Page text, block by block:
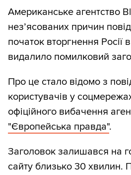
Американське агентство
нез’ясованих причин
початок вторгнення Росії
видалило помилковий
Про це стало відомо з
користувачів у
офіційного вибачення
"Європейська правда".
Заголовок залишався на
сайту близько 30 хвилин.